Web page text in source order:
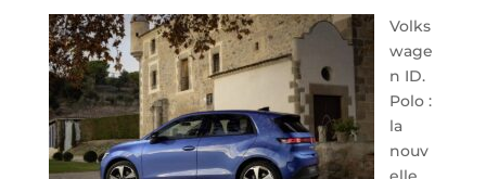
de
Charleroi
Volks
wage
n ID.
Polo :
la
nouv